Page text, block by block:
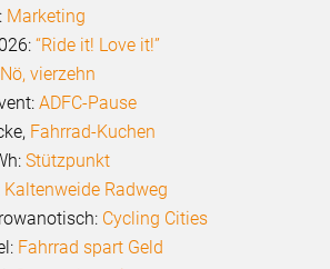
Marketing
“Ride it! Love it!”
Nö, vierzehn
ADFC-Pause
Fahrrad-Kuchen
Stützpunkt
Kaltenweide Radweg
Cycling Cities
Fahrrad spart Geld